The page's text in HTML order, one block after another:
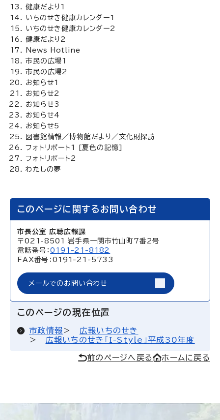
健康だより1
いちのせき健康カレンダー1
いちのせき健康カレンダー2
健康だより2
News Hotline
市民の広場1
市民の広場2
お知らせ1
お知らせ2
お知らせ3
お知らせ4
お知らせ5
図書館情報／博物館だより／文化財探訪
フォトリポート1 [夏色の記憶]
フォトリポート2
わたしの夢
このページに関するお問い合わせ
市長公室 広聴広報課
〒021-8501 岩手県一関市竹山町7番2号
電話番号：0191-21-8182
FAX番号：0191-21-5733
メールでのお問い合わせ
このページの現在位置
市政情報
広報いちのせき
広報いちのせき「I-Style」平成30年度
前のページへ戻る ホームに戻る